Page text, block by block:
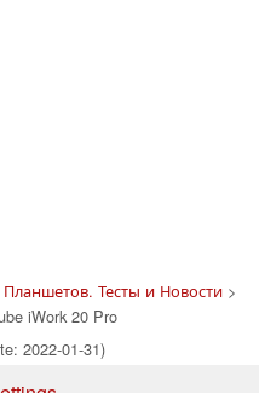
Тесты и Новости>
iWork 20 Pro
2022-01-31)